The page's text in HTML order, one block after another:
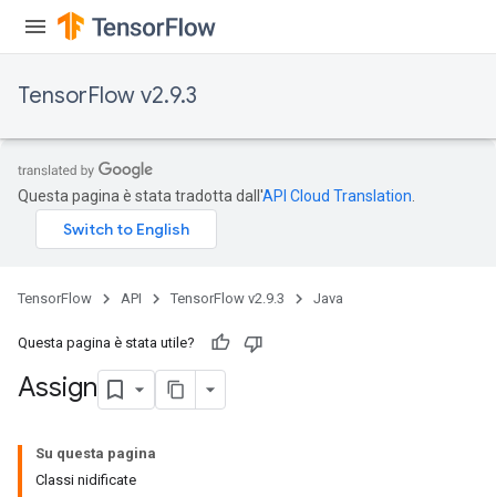
TensorFlow v2.9.3
Questa pagina è stata tradotta dall'API Cloud Translation
TensorFlow API TensorFlow v2.9.3 Java
Questa pagina è stata utile?
Assign
Su questa pagina
Classi nidificate